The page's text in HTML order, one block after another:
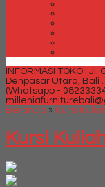
INFORMASI TOKO :
Denpasar Utara, Bali .
(Whatsapp -
Beranda » Kursi
Kursi